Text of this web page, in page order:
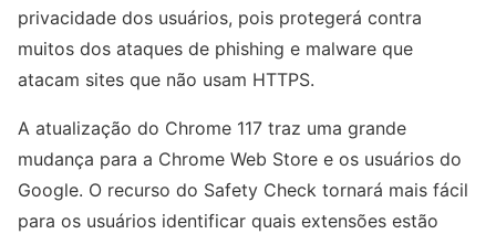
privacidade dos usuários, pois protegerá contra
muitos dos ataques de phishing e malware que
atacam sites que não usam HTTPS.
A atualização do Chrome 117 traz uma grande
mudança para a Chrome Web Store e os usuários do
Google. O recurso do Safety Check tornará mais fácil
para os usuários identificar quais extensões estão